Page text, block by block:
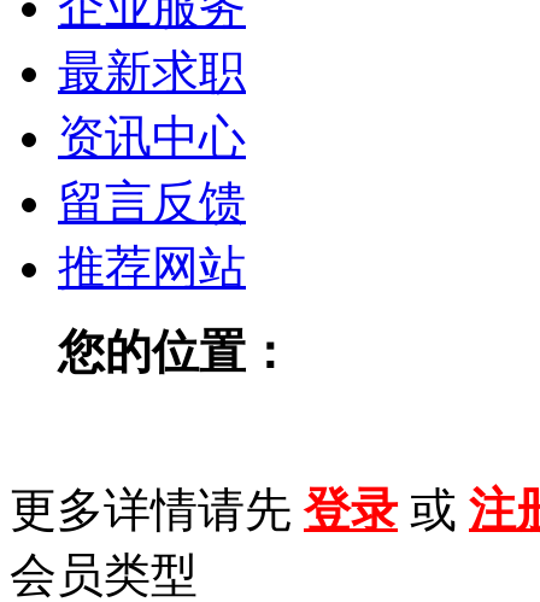
最新求职
资讯中心
留言反馈
推荐网站
您的位置：
更多详情请先登录或 注
会员类型